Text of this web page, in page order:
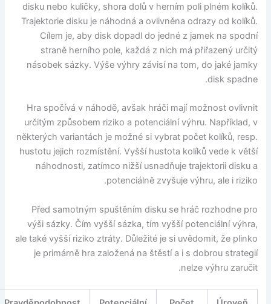
disku nebo kuličky, shora dolů v herním poli plném kolíků.
Trajektorie disku je náhodná a ovlivněna odrazy od kolíků.
Cílem je, aby disk dopadl do jedné z jamek na spodní
straně herního pole, každá z nich má přiřazený určitý
násobek sázky. Výše výhry závisí na tom, do jaké jamky
disk spadne.
Hra spočívá v náhodě, avšak hráči mají možnost ovlivnit
určitým způsobem riziko a potenciální výhru. Například, v
některých variantách je možné si vybrat počet kolíků, resp.
hustotu jejich rozmístění. Vyšší hustota kolíků vede k větší
náhodnosti, zatímco nižší usnadňuje trajektorii disku a
potenciálně zvyšuje výhru, ale i riziko.
Před samotným spuštěním disku se hráč rozhodne pro
výši sázky. Čím vyšší sázka, tím vyšší potenciální výhra,
ale také vyšší riziko ztráty. Důležité je si uvědomit, že plinko
je primárně hra založená na štěstí a i s dobrou strategií
nelze výhru zaručit.